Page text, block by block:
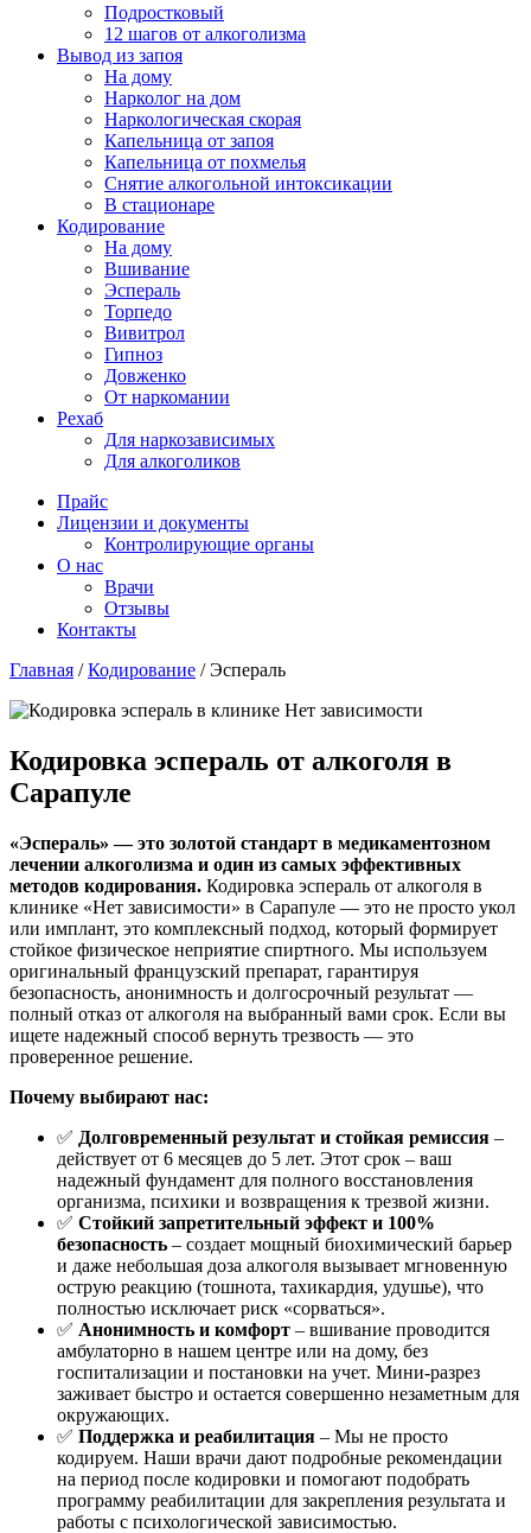
Подростковый
12 шагов от алкоголизма
Вывод из запоя
На дому
Нарколог на дом
Наркологическая скорая
Капельница от запоя
Капельница от похмелья
Снятие алкогольной интоксикации
В стационаре
Кодирование
На дому
Вшивание
Эспераль
Торпедо
Вивитрол
Гипноз
Довженко
От наркомании
Рехаб
Для наркозависимых
Для алкоголиков
Прайс
Лицензии и документы
Контролирующие органы
О нас
Врачи
Отзывы
Контакты
Главная /Кодирование /Эспераль
Кодировка эспераль от алкоголя в
Сарапуле
«Эспераль» — это золотой стандарт в медикаментозном
лечении алкоголизма и один из самых эффективных
методов кодирования. Кодировка эспераль от алкоголя в
клинике «Нет зависимости» в Сарапуле — это не просто укол
или имплант, это комплексный подход, который формирует
стойкое физическое неприятие спиртного. Мы используем
оригинальный французский препарат, гарантируя
безопасность, анонимность и долгосрочный результат —
полный отказ от алкоголя на выбранный вами срок. Если вы
ищете надежный способ вернуть трезвость — это
проверенное решение.
Почему выбирают нас:
✅ Долговременный результат и стойкая ремиссия –
действует от 6 месяцев до 5 лет. Этот срок – ваш
надежный фундамент для полного восстановления
организма, психики и возвращения к трезвой жизни.
✅ Стойкий запретительный эффект и 100%
безопасность – создает мощный биохимический барьер
и даже небольшая доза алкоголя вызывает мгновенную
острую реакцию (тошнота, тахикардия, удушье), что
полностью исключает риск «сорваться».
✅ Анонимность и комфорт – вшивание проводится
амбулаторно в нашем центре или на дому, без
госпитализации и постановки на учет. Мини-разрез
заживает быстро и остается совершенно незаметным для
окружающих.
✅ Поддержка и реабилитация – Мы не просто
кодируем. Наши врачи дают подробные рекомендации
на период после кодировки и помогают подобрать
программу реабилитации для закрепления результата и
работы с психологической зависимостью.